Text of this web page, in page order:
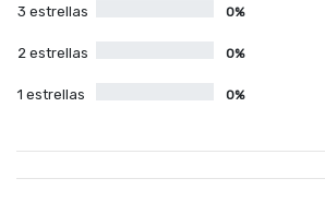
3 estrellas 0%
2 estrellas 0%
1 estrellas 0%